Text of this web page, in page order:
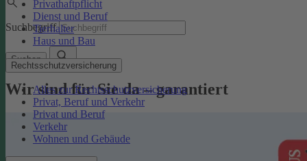
Privathaftpflicht
Dienst und Beruf
Tierhalter
Haus und Bau
Rechtsschutzversicherung
Alles zur Rechtsschutzversicherung
Privat, Beruf und Verkehr
Privat und Beruf
Verkehr
Wohnen und Gebäude
Suchbegriff
Suchen
Wir sind für Sie da – garantiert